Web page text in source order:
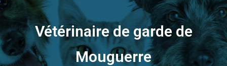
Vétérinaire de garde de
Mouguerre